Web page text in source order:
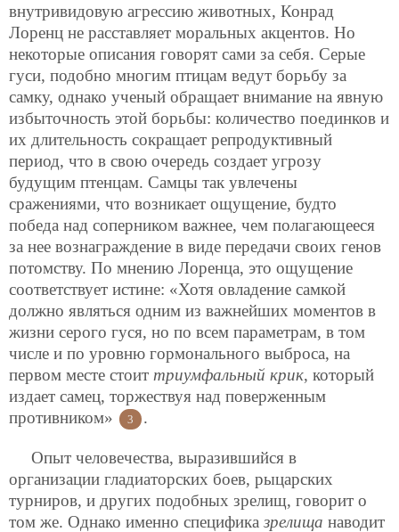
внутривидовую агрессию животных, Конрад
Лоренц не расставляет моральных акцентов. Но
некоторые описания говорят сами за себя. Серые
гуси, подобно многим птицам ведут борьбу за
самку, однако ученый обращает внимание на явную
избыточность этой борьбы: количество поединков и
их длительность сокращает репродуктивный
период, что в свою очередь создает угрозу
будущим птенцам. Самцы так увлечены
сражениями, что возникает ощущение, будто
победа над соперником важнее, чем полагающееся
за нее вознаграждение в виде передачи своих генов
потомству. По мнению Лоренца, это ощущение
соответствует истине: «Хотя овладение самкой
должно являться одним из важнейших моментов в
жизни серого гуся, но по всем параметрам, в том
числе и по уровню гормонального выброса, на
первом месте стоит триумфальный крик, который
издает самец, торжествуя над поверженным
противником»
3 .
Опыт человечества, выразившийся в
организации гладиаторских боев, рыцарских
турниров, и других подобных зрелищ, говорит о
том же. Однако именно специфика зрелища наводит